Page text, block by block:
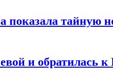
показала
и обратилась